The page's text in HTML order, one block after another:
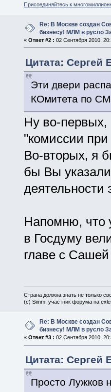
Присоединяйтесь к
Re: В Москве создан
бизнесу! МЛМ в русло
« Ответ #2 : 02 Сентября 2010,
Цитата: Сергей
Эти двери
КОмитета по
Ну во-первых,
"комиссии
Во-вторых, я
бы Вы
деятельности
Напомню, что
в Госдуму
главе с
Страна должна знать не только
(c) Simm, участник форума на
Re: В Москве создан
бизнесу! МЛМ в русло
« Ответ #3 : 02 Сентября 2010,
Цитата: Сергей
Просто Лужков